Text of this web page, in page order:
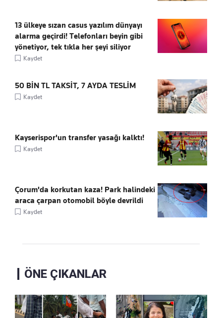
13 ülkeye sızan casus yazılım dünyayı
alarma geçirdi! Telefonları beyin gibi
yönetiyor, tek tıkla her şeyi siliyor
Kaydet
50 BİN TL TAKSİT, 7 AYDA TESLİM
Kaydet
Kayserispor'un transfer yasağı kalktı!
Kaydet
Çorum'da korkutan kaza! Park halindeki
araca çarpan otomobil böyle devrildi
Kaydet
ÖNE ÇIKANLAR